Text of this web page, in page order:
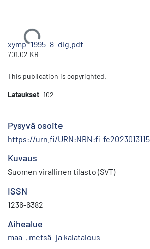
Ladataan...
xymp_1995_8_dig.pdf
701.02 KB
This publication is copyrighted.
Lataukset 102
Pysyvä osoite
https://urn.fi/URN:NBN:fi-
Kuvaus
Suomen virallinen tilasto (SVT)
ISSN
1236-6382
Aihealue
maa-, metsä- ja kalatalous